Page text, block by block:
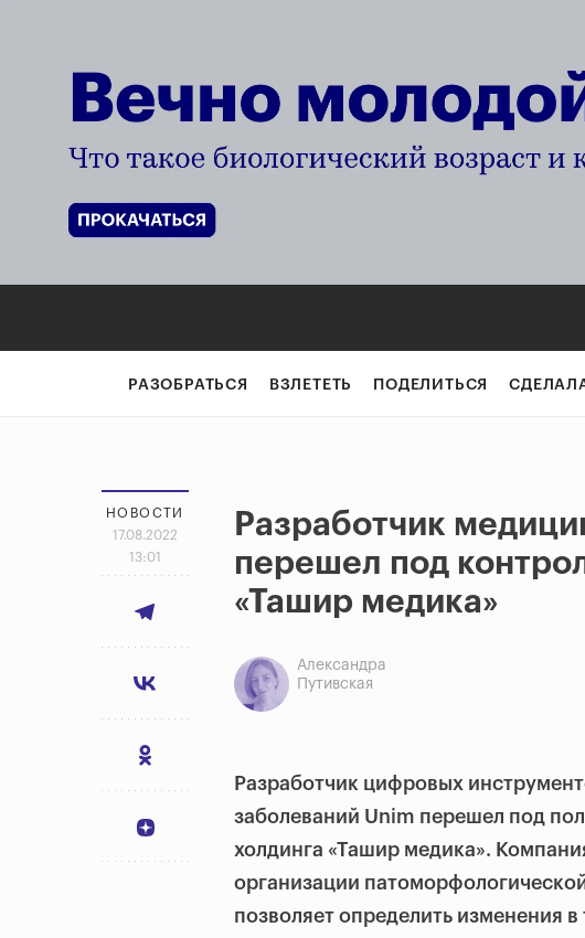
РАЗОБРАТЬСЯ ВЗЛЕТЕТЬ ПОДЕЛИТЬСЯ
НОВОСТИ
17.08.2022
13:01
Разработчик
перешел под
«Ташир медика»
Александра
Путивская
Разработчик цифровых
заболеваний Unim перешел под
холдинга «Ташир медика».
организации
позволяет определить изменения